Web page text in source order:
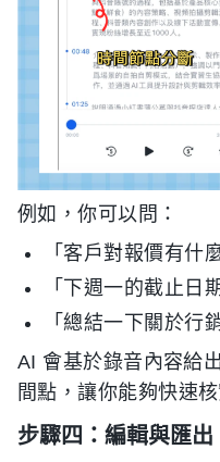
例如，你可以問：
「客戶對報價有什
「下週一的截止日
「總結一下關於行
AI 會基於錄音內容給
間點，讓你能夠快速核
步驟四：編輯與匯出